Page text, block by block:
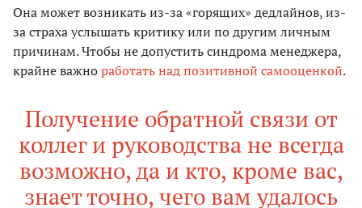
Она может возникать из-за «горящих» дедлайнов, из-
за страха услышать критику или по другим личным
причинам. Чтобы не допустить синдрома менеджера,
крайне важноработать над позитивной самооценкой.
Получение обратной связи от
коллег и руководства не всегда
возможно, да и кто, кроме вас,
знает точно, чего вам удалось